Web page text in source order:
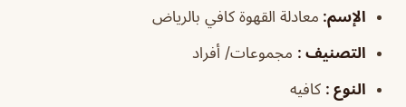
الإسم: معادلة القهوة كافي بالرياض
التصنيف : مجموعات/ أفراد
النوع : كافيه